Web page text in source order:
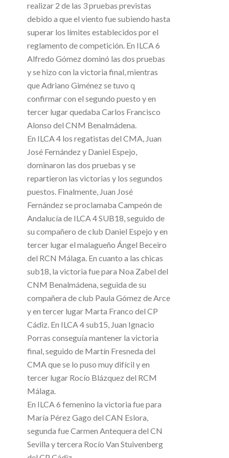
realizar 2 de las 3 pruebas previstas
debido a que el viento fue subiendo hasta
superar los límites establecidos por el
reglamento de competición. En ILCA 6
Alfredo Gómez dominó las dos pruebas
y se hizo con la victoria final, mientras
que Adriano Giménez se tuvo q
confirmar con el segundo puesto y en
tercer lugar quedaba Carlos Francisco
Alonso del CNM Benalmádena.
En ILCA 4 los regatistas del CMA, Juan
José Fernández y Daniel Espejo,
dominaron las dos pruebas y se
repartieron las victorias y los segundos
puestos. Finalmente, Juan José
Fernández se proclamaba Campeón de
Andalucía de ILCA 4 SUB18, seguido de
su compañero de club Daniel Espejo y en
tercer lugar el malagueño Ángel Beceiro
del RCN Málaga. En cuanto a las chicas
sub18, la victoria fue para Noa Zabel del
CNM Benalmádena, seguida de su
compañera de club Paula Gómez de Arce
y en tercer lugar Marta Franco del CP
Cádiz. En ILCA 4 sub15, Juan Ignacio
Porras conseguía mantener la victoria
final, seguido de Martín Fresneda del
CMA que se lo puso muy difícil y en
tercer lugar Rocío Blázquez del RCM
Málaga.
En ILCA 6 femenino la victoria fue para
María Pérez Gago del CAN Eslora,
segunda fue Carmen Antequera del CN
Sevilla y tercera Rocío Van Stuivenberg